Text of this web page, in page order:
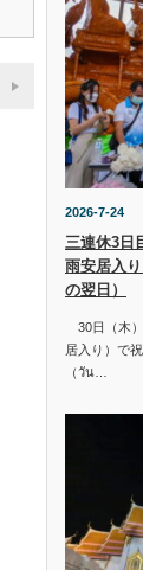
2026-7-24
三連休3日
雨安居入
の翌日）
30日（木
居入り）で
（วัน…